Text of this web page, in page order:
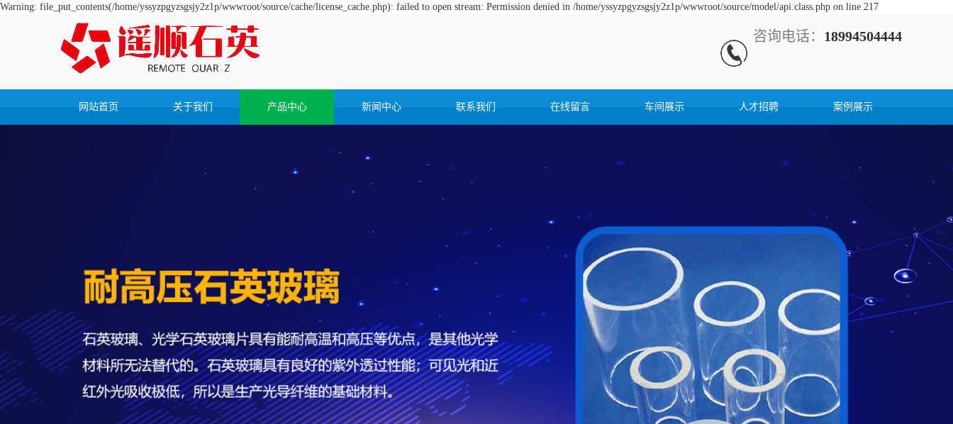
Warning: file_put_contents(/home/yssyzpgyzsgsjy2z1p/wwwroot/source/cache/license_cache.php): failed to open stream: Permission denied in /home/yssyzpgyzsgsjy2z1p/wwwroot/source/model/api.class.php on line 217
咨询电话： 18994504444
网站首页 关于我们 产品中心 新闻中心 联系我们 在线留言 车间展示 人才招聘 案例展示